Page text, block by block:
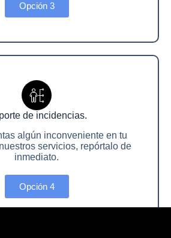
Opción 3
de incidencias.
algún inconveniente en tu
servicios, repórtalo de
inmediato.
Opción 4